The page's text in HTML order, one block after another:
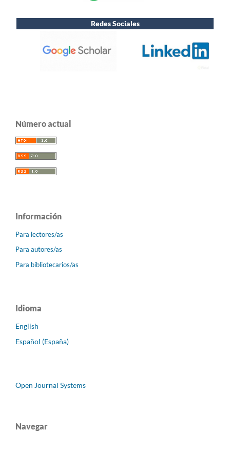
Redes Sociales
Número actual
Información
Para lectores/as
Para autores/as
Para bibliotecarios/as
Idioma
English
Español (España)
Open Journal Systems
Navegar